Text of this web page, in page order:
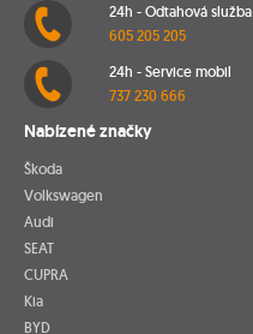
24h - Odtahová služba
605 205 205
24h - Service mobil
737 230 666
Nabízené značky
Škoda
Volkswagen
Audi
SEAT
CUPRA
Kia
BYD